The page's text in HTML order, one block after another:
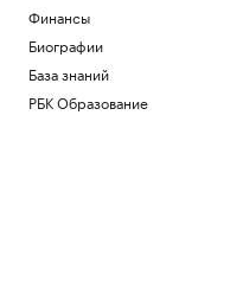
Финансы
Биографии
База знаний
РБК Образование